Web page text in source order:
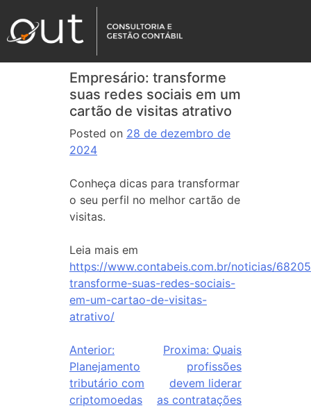
Empresário: transforme
suas redes sociais em um
cartão de visitas atrativo
Posted on 28 de dezembro de
2024
Conheça dicas para transformar
o seu perfil no melhor cartão de
visitas.
Leia mais em
https://www.contabeis.com.br/noticias/
transforme-suas-redes-sociais-
em-um-cartao-de-visitas-
atrativo/
Anterior:
Planejamento
tributário com
criptomoedas
Proxima: Quais
profissões
devem liderar
as contratações